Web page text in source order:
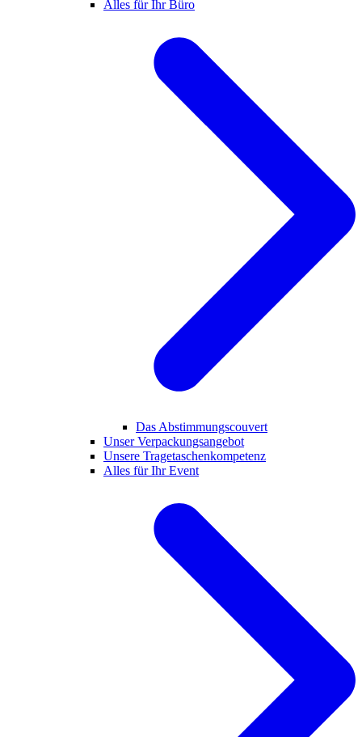
Alles für Ihr Büro
Das Abstimmungscouvert
Unser Verpackungsangebot
Unsere Tragetaschenkompetenz
Alles für Ihr Event